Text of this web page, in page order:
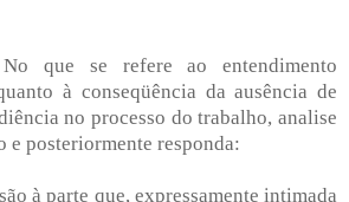
que se refere ao entendimento
à conseqüência da ausência de
no processo do trabalho, analise
e posteriormente responda:
à parte que, expressamente intimada